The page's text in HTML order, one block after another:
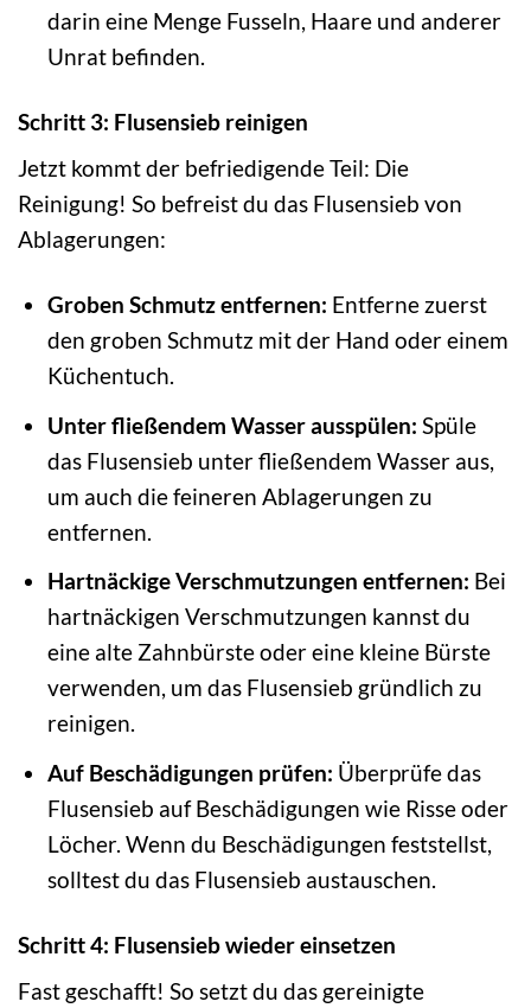
darin eine Menge Fusseln, Haare und anderer
Unrat befinden.
Schritt 3: Flusensieb reinigen
Jetzt kommt der befriedigende Teil: Die
Reinigung! So befreist du das Flusensieb von
Ablagerungen:
Groben Schmutz entfernen: Entferne zuerst
den groben Schmutz mit der Hand oder einem
Küchentuch.
Unter fließendem Wasser ausspülen: Spüle
das Flusensieb unter fließendem Wasser aus,
um auch die feineren Ablagerungen zu
entfernen.
Hartnäckige Verschmutzungen entfernen: Bei
hartnäckigen Verschmutzungen kannst du
eine alte Zahnbürste oder eine kleine Bürste
verwenden, um das Flusensieb gründlich zu
reinigen.
Auf Beschädigungen prüfen: Überprüfe das
Flusensieb auf Beschädigungen wie Risse oder
Löcher. Wenn du Beschädigungen feststellst,
solltest du das Flusensieb austauschen.
Schritt 4: Flusensieb wieder einsetzen
Fast geschafft! So setzt du das gereinigte